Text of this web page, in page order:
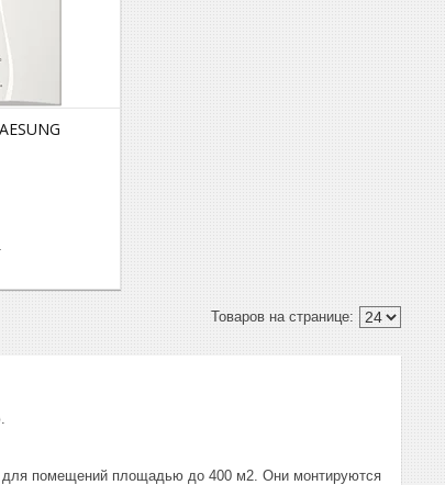
для помещений площадью до 400 м2. Они монтируются